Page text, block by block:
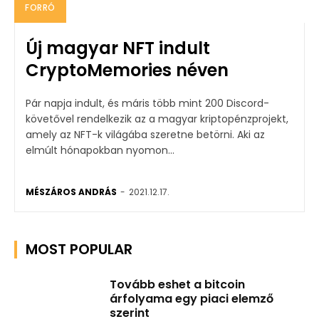
FORRÓ
Új magyar NFT indult
CryptoMemories néven
Pár napja indult, és máris több mint 200 Discord-
követővel rendelkezik az a magyar kriptopénzprojekt,
amely az NFT-k világába szeretne betörni. Aki az
elmúlt hónapokban nyomon...
MÉSZÁROS ANDRÁS - 2021.12.17.
MOST POPULAR
Tovább eshet a bitcoin
árfolyama egy piaci elemző
szerint